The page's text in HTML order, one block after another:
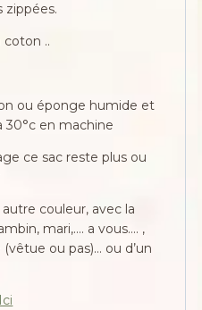
zippées.
coton ..
ou éponge humide et
30°c en machine
ce sac reste plus ou
autre couleur, avec la
mari,…. a vous…. ,
ou pas)… ou d’un
Ici